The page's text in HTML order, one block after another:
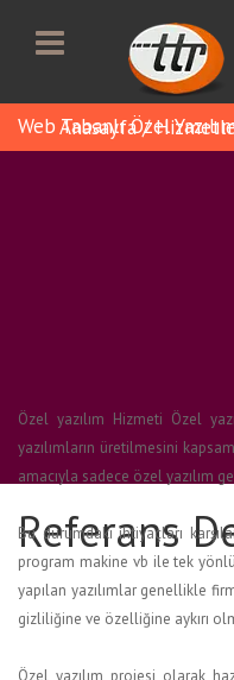
Web Tabanlı Özel
Anasayfa /
Referans
Özel yazılım Hizmeti Özel
yazılımların üretilmesini
amacıyla sadece özel yazılım
Bu durumdaki ihtiyaçları
program makine vb ile tek
yapılan yazılımlar genellikle
gizliliğine ve özelliğine aykırı
Özel yazılım projesi olarak